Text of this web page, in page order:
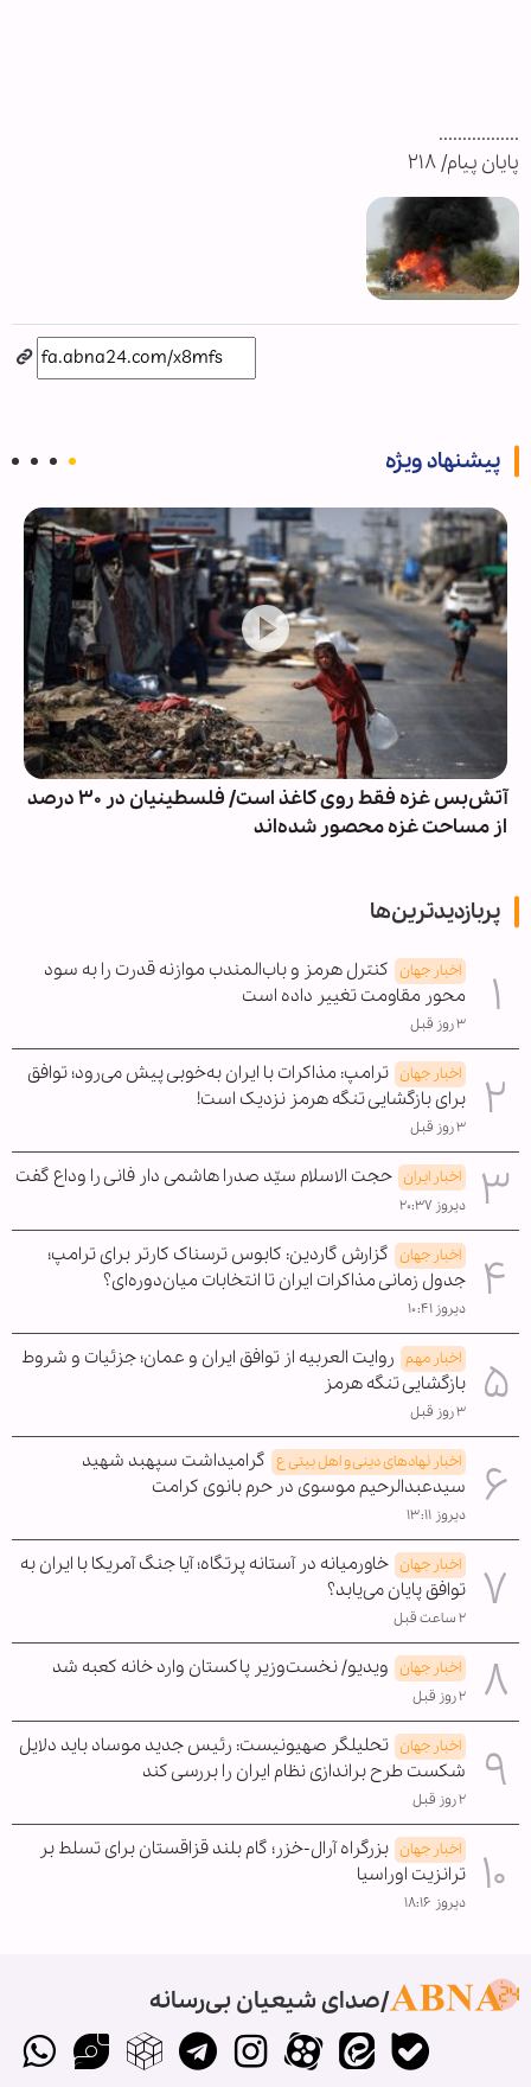
.................
پایان پیام/ ۲۱۸
پیشنهاد ویژه
آتش‌بس غزه فقط روی کاغذ است/ فلسطینیان در ۳۰ درصد
از مساحت غزه محصور شده‌اند
پربازدیدترین‌ها
اخبار جهان کنترل هرمز و باب‌المندب موازنه قدرت را به سود
محور مقاومت تغییر داده است
۳ روز قبل
اخبار جهان ترامپ: مذاکرات با ایران به‌خوبی پیش می‌رود؛ توافق
برای بازگشایی تنگه هرمز نزدیک است!
۳ روز قبل
اخبار ایران حجت الاسلام سیّد صدرا هاشمی دار فانی را وداع گفت
دیروز ۲۰:۳۷
اخبار جهان گزارش گاردین: کابوس ترسناک کارتر برای ترامپ؛
جدول زمانی مذاکرات ایران تا انتخابات میان‌دوره‌ای؟
دیروز ۱۰:۴۱
اخبار مهم روایت العربیه از توافق ایران و عمان؛ جزئیات و شروط
بازگشایی تنگه هرمز
۳ روز قبل
اخبار نهادهای دینی و اهل بیتی ع گرامیداشت سپهبد شهید
سیدعبدالرحیم موسوی در حرم بانوی کرامت
دیروز ۱۳:۱۱
اخبار جهان خاورمیانه در آستانه پرتگاه؛ آیا جنگ آمریکا با ایران به
توافق پایان می‌یابد؟
۲ ساعت قبل
اخبار جهان ویدیو/ نخست‌وزیر پاکستان وارد خانه کعبه شد
۲ روز قبل
اخبار جهان تحلیلگر صهیونیست: رئیس جدید موساد باید دلایل
شکست طرح براندازی نظام ایران را بررسی کند
۲ روز قبل
اخبار جهان بزرگراه آرال-خزر؛ گام بلند قزاقستان برای تسلط بر
ترانزیت اوراسیا
دیروز ۱۸:۱۶
صدای شیعیان بی‌رسانه